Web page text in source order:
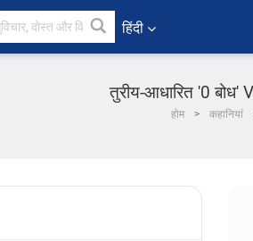
हिंदी
तुरीय-आधारित '0 बोध'
होम कहानियां